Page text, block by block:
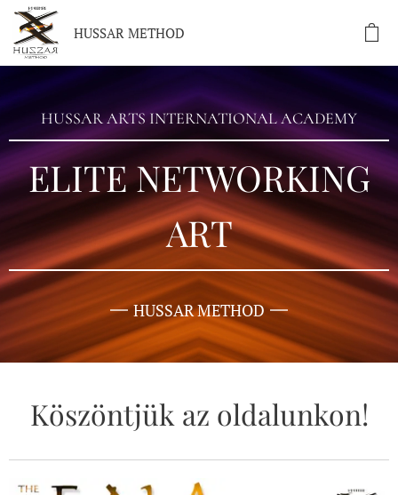
HUSSAR METHOD
HUSSAR ARTS INTERNATIONAL ACADEMY
ELITE NETWORKING
ART
HUSSAR METHOD
Köszöntjük az oldalunkon!